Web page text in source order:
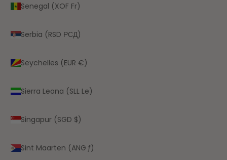
Senegal (XOF Fr)
Serbia (RSD РСД)
Seychelles (EUR €)
Sierra Leona (SLL Le)
Singapur (SGD $)
Sint Maarten (ANG ƒ)